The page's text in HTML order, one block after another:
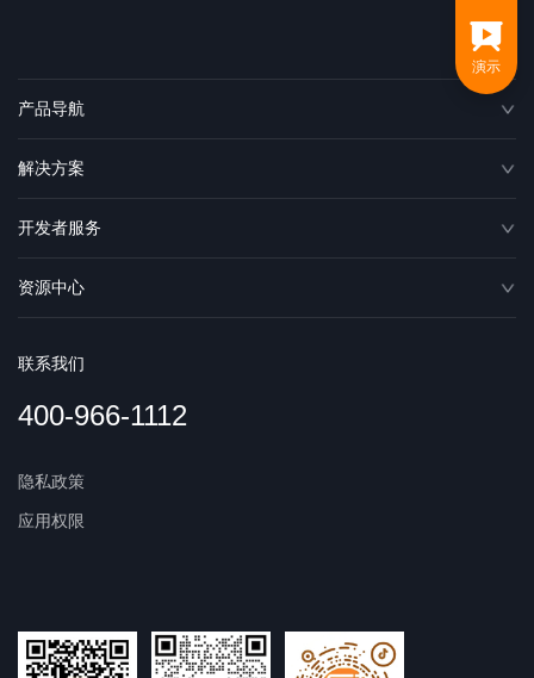
产品导航
解决方案
开发者服务
资源中心
联系我们
400-966-1112
隐私政策
应用权限
演示